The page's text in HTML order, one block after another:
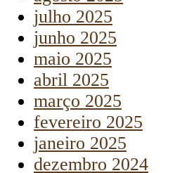
julho 2025
junho 2025
maio 2025
abril 2025
março 2025
fevereiro 2025
janeiro 2025
dezembro 2024